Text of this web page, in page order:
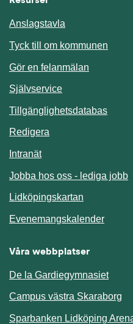
Anslagstavla
Tyck till om kommunen
Gör en felanmälan
SjälvserviceLänk till annan
TillgänglighetsdatabasLänk
Redigera
IntranätLänk till annan
Jobba hos oss - lediga jobb
Lidköpingskartan
EvenemangskalenderLänk
Våra webbplatser
De la Gardiegymnasiet
Campus västra Skaraborg
Sparbanken Lidköping